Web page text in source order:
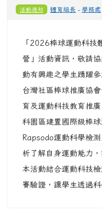
活動通知 體育組長 - 學務處
「2026棒球運動科技
營」活動資訊，敬請
動有興趣之學生踴躍
台灣社區棒球推廣協
育及運動科技教育推
科園區建置國際級棒
Rapsodo運動科學檢
析了解自身運動能力
本活動結合運動科技
賽驗證，讓學生透過